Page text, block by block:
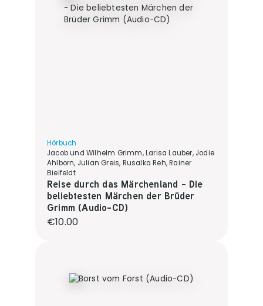
Hörbuch
Jacob und Wilhelm Grimm, Larisa Lauber, Jodie
Ahlborn, Julian Greis, Rusalka Reh, Rainer
Bielfeldt
Reise durch das Märchenland - Die
beliebtesten Märchen der Brüder
Grimm (Audio-CD)
Regular price:
€10.00